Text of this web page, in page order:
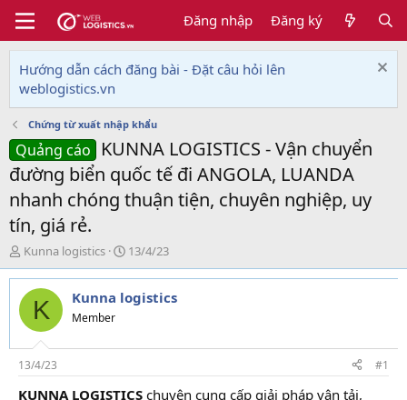
Đăng nhập Đăng ký
Hướng dẫn cách đăng bài - Đặt câu hỏi lên
weblogistics.vn
Chứng từ xuất nhập khẩu
Quảng cáo
KUNNA LOGISTICS - Vận chuyển
đường biển quốc tế đi ANGOLA, LUANDA
nhanh chóng thuận tiện, chuyên nghiệp, uy
tín, giá rẻ.
T
h
r
e
d
s
t
a
Kunna logistics
N
g
à
y
i
13/4/23
K Kunna logistics
Member
13/4/23 #1
KUNNA LOGISTICS chuyên cung cấp giải pháp vận tải,